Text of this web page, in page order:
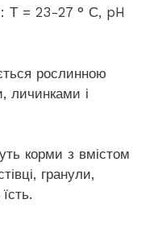
Т = 23-27 ° С, pH
рослинною
личинками і
корми з вмістом
гранули,